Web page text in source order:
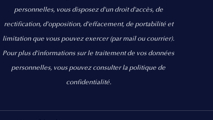
personnelles, vous disposez d'un droit d'accès, de
rectification, d’opposition, d’effacement, de portabilité et
limitation que vous pouvez exercer(par mail ou courrier).
Pour plus d’informations sur le traitement de vos données
personnelles, vous pouvez consulter la politique de
confidentialité.